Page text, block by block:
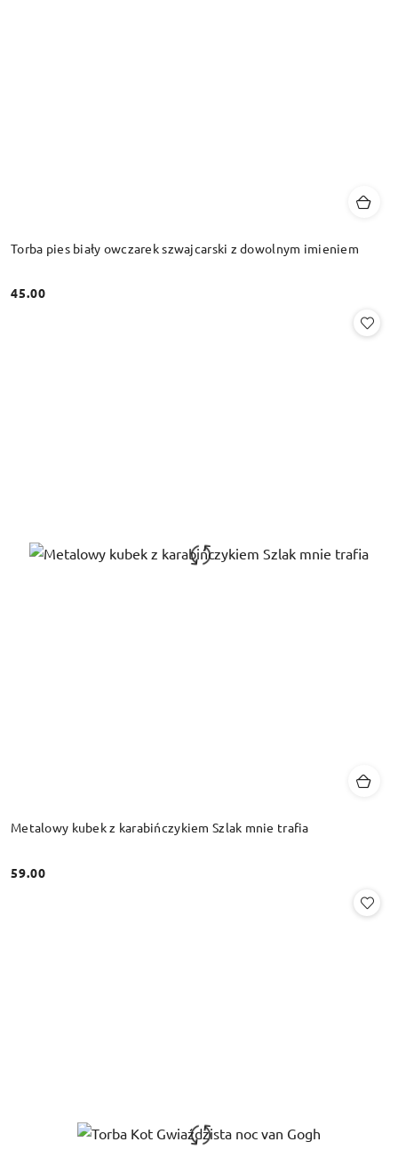
Torba pies biały owczarek szwajcarski z dowolnym imieniem
Cena:
45.00
Metalowy kubek z karabińczykiem Szlak mnie trafia
Cena:
59.00